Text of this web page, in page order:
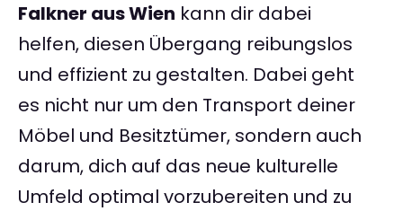
Falkner aus Wien kann dir dabei
helfen, diesen Übergang reibungslos
und effizient zu gestalten. Dabei geht
es nicht nur um den Transport deiner
Möbel und Besitztümer, sondern auch
darum, dich auf das neue kulturelle
Umfeld optimal vorzubereiten und zu